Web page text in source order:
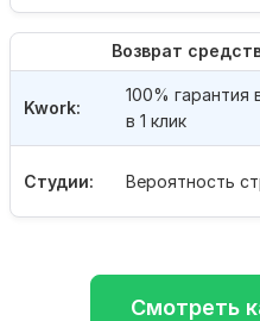
Возврат
Студии: Вероятность
Kwork:
100% гарантия
в 1 клик
Смотреть